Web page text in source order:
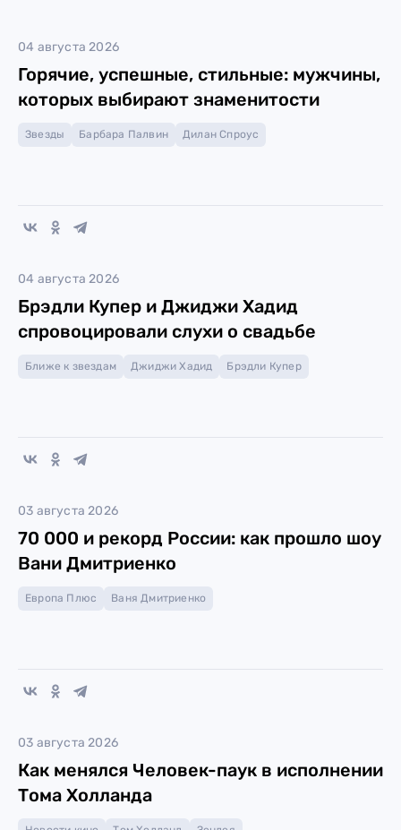
04 августа 2026
Горячие, успешные, стильные: мужчины,
которых выбирают знаменитости
Звезды Барбара Палвин Дилан Спроус
04 августа 2026
Брэдли Купер и Джиджи Хадид
спровоцировали слухи о свадьбе
Ближе к звездам Джиджи Хадид Брэдли Купер
03 августа 2026
70 000 и рекорд России: как прошло шоу
Вани Дмитриенко
Европа Плюс Ваня Дмитриенко
03 августа 2026
Как менялся Человек-паук в исполнении
Тома Холланда